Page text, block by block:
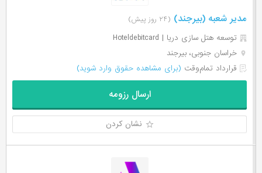
مدیر شعبه (بیرجند) (۲۴ روز پیش)
توسعه هتل سازی دریا | Hoteldebitcard
خراسان جنوبی، بیرجند
قرارداد تمام‌وقت (برای مشاهده حقوق وارد شوید)
ارسال رزومه
نشان کردن